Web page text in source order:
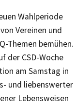
Wahlperiode
Vereinen und
Themen bemühen.
der CSD-Woche
am Samstag in
und liebenswerter
Lebensweisen